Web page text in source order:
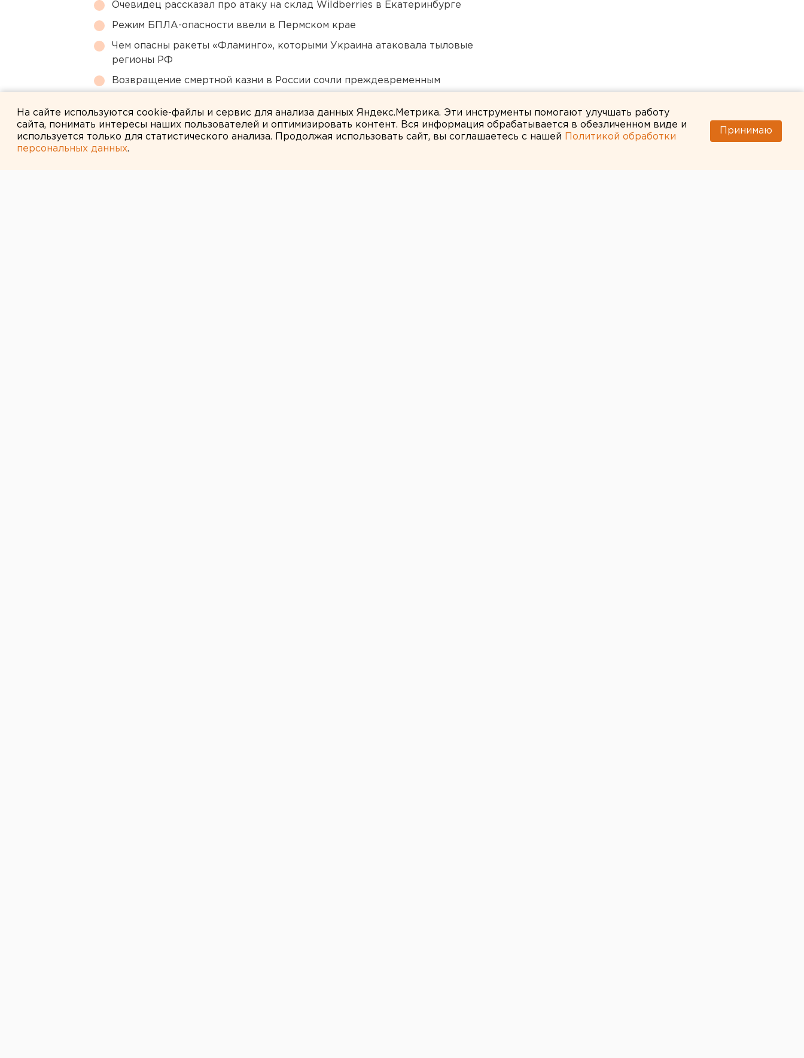
Очевидец рассказал про атаку на склад Wildberries в Екатеринбурге
Режим БПЛА-опасности ввели в Пермском крае
Чем опасны ракеты «Фламинго», которыми Украина атаковала тыловые
регионы РФ
Возвращение смертной казни в России сочли преждевременным
На сайте используются cookie-файлы и сервис для анализа данных Яндекс.Метрика. Эти инструменты помогают улучшать работу
сайта, понимать интересы наших пользователей и оптимизировать контент. Вся информация обрабатывается в обезличенном виде и
используется только для статистического анализа. Продолжая использовать сайт, вы соглашаетесь с нашей
Политикой обработки
персональных данных.
Принимаю